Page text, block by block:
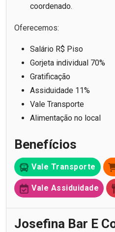
coordenado.
Oferecemos:
Salário R$ Piso
Gorjeta individual 70%
Gratificação
Assiduidade 11%
Vale Transporte
Alimentação no local
Benefícios
Vale Transporte
Vale Assiduidade
Josefina Bar E